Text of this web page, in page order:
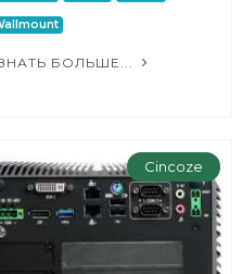
БОЛЬШЕ...
Cincoze